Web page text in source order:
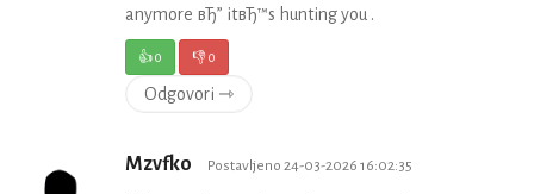
anymore вЂ” itвЂ™s hunting you .
👍0 👎0
Odgovori ⇾
Mzvfko Postavljeno 24-03-2026 16:02:35